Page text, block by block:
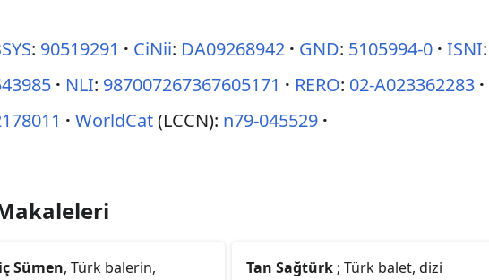
: 90519291 CiNii: DA09268942 GND: 5105994-0 ISNI:
NLI: 987007267367605171 RERO: 02-A023362283
WorldCat(LCCN): n79-045529
Sümen, Türk balerin,
Tan Sağtürk ; Türk balet, dizi